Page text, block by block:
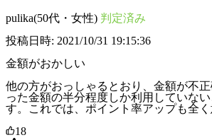
pulika(50代・女性) 判定済み
投稿日時: 2021/10/31 19:15:36
金額がおかしい
他の方がおっしゃるとおり、金額が不
った金額の半分程度しか利用していな
す。これでは、ポイント率アップも全く
18